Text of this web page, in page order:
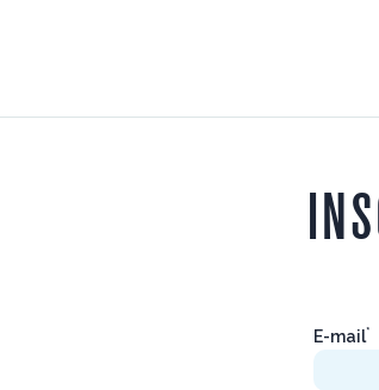
E-mail*